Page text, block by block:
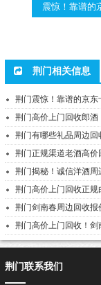
震惊！靠谱的
荆门相关信息
荆门震惊！靠谱的京
荆门高价上门回收郎酒
荆门有哪些礼品周边回
荆门正规渠道老酒高价
荆门揭秘！诚信洋酒周
荆门高价上门回收正规
荆门剑南春周边回收报
荆门高价上门回收！剑
荆门联系我们